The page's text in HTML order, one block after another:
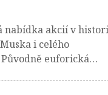
nabídka akcií v
i celého
euforická